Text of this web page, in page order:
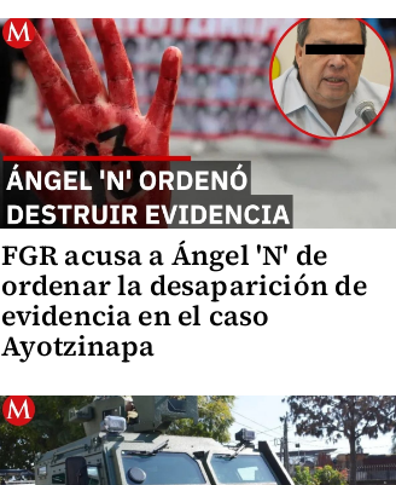
FGR acusa a Ángel 'N' de
ordenar la desaparición de
evidencia en el caso
Ayotzinapa